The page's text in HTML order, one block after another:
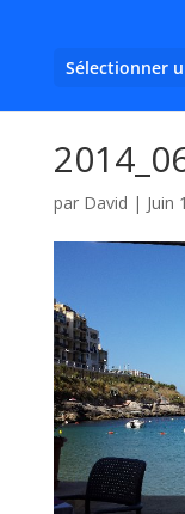
Sélectionner
par David | Juin